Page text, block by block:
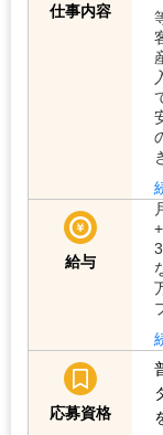
仕事内容
給与
応募資格